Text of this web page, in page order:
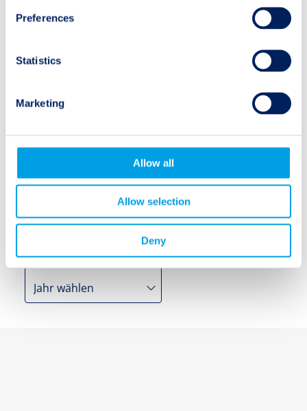
Preferences
Statistics
Marketing
Allow all
Allow selection
Deny
for: